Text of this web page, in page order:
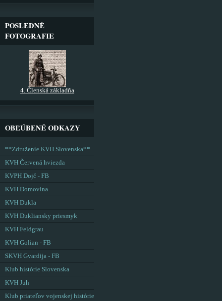
POSLEDNÉ
FOTOGRAFIE
4. Členská základňa
OBĽÚBENÉ ODKAZY
**Združenie KVH Slovenska**
KVH Červená hviezda
KVPH Dojč - FB
KVH Domovina
KVH Dukla
KVH Dukliansky priesmyk
KVH Feldgrau
KVH Golian - FB
SKVH Gvardija - FB
Klub histórie Slovenska
KVH Juh
Klub priateľov vojenskej histórie